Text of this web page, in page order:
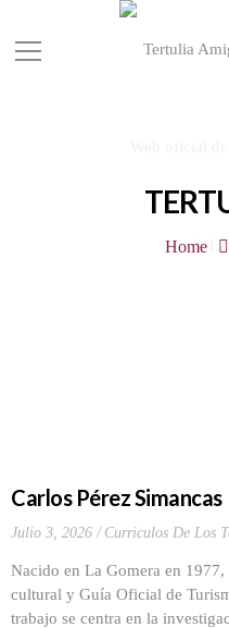
Home
Carlos Pérez Simancas
Julio 3, 2026 Curriculos De Los
Nacido en La Gomera en
cultural y Guía Oficial de
trabajo se centra en la